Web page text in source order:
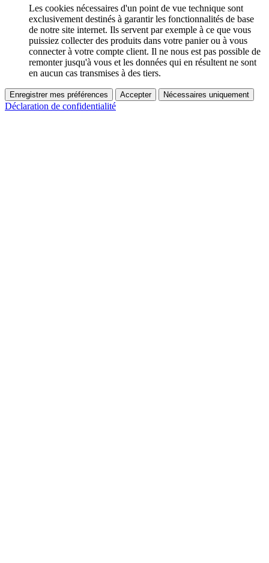
Les cookies nécessaires d'un point de vue technique sont
exclusivement destinés à garantir les fonctionnalités de base
de notre site internet. Ils servent par exemple à ce que vous
puissiez collecter des produits dans votre panier ou à vous
connecter à votre compte client. Il ne nous est pas possible de
remonter jusqu'à vous et les données qui en résultent ne sont
en aucun cas transmises à des tiers.
Enregistrer mes préférences Accepter Nécessaires uniquement
Déclaration de confidentialité